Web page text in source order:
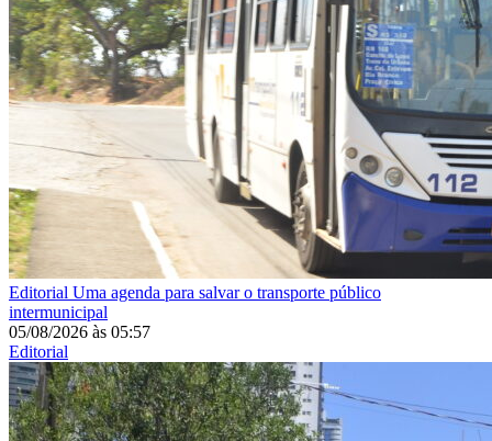
Editorial Uma agenda para salvar o transporte público
intermunicipal
05/08/2026 às 05:57
Editorial